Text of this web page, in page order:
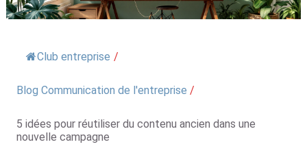
Club entreprise /
Blog Communication de l'entreprise /
5 idées pour réutiliser du contenu ancien dans une
nouvelle campagne